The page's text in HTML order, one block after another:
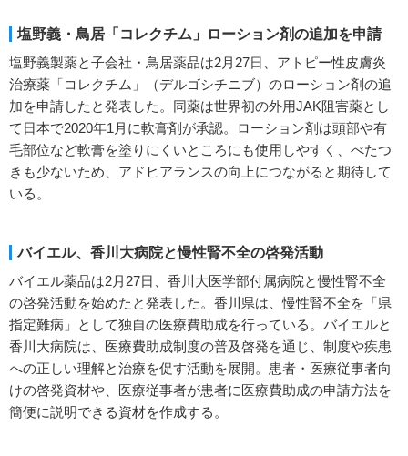
塩野義・鳥居「コレクチム」ローション剤の追加を申請
塩野義製薬と子会社・鳥居薬品は2月27日、アトピー性皮膚炎
治療薬「コレクチム」（デルゴシチニブ）のローション剤の追
加を申請したと発表した。同薬は世界初の外用JAK阻害薬とし
て日本で2020年1月に軟膏剤が承認。ローション剤は頭部や有
毛部位など軟膏を塗りにくいところにも使用しやすく、べたつ
きも少ないため、アドヒアランスの向上につながると期待して
いる。
バイエル、香川大病院と慢性腎不全の啓発活動
バイエル薬品は2月27日、香川大医学部付属病院と慢性腎不全
の啓発活動を始めたと発表した。香川県は、慢性腎不全を「県
指定難病」として独自の医療費助成を行っている。バイエルと
香川大病院は、医療費助成制度の普及啓発を通じ、制度や疾患
への正しい理解と治療を促す活動を展開。患者・医療従事者向
けの啓発資材や、医療従事者が患者に医療費助成の申請方法を
簡便に説明できる資材を作成する。